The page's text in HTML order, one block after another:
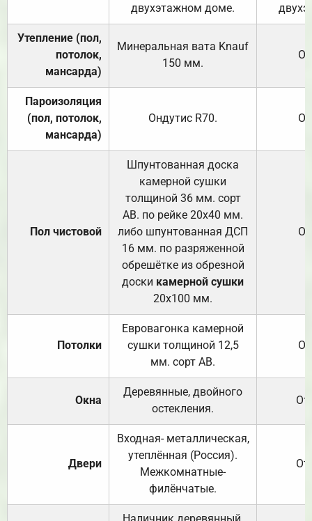
двухэтажном доме.
Утепление (пол,
потолок,
мансарда)
Минеральная вата Knauf
150 мм.
Пароизоляция
(пол, потолок,
мансарда)
Ондутис R70.
Пол чистовой
Шпунтованная доска
камерной сушки
толщиной 36 мм. сорт
АВ. по рейке 20х40 мм.
либо шпунтованная ДСП
16 мм. по разряженной
обрешётке из обрезной
доски камерной сушки
20х100 мм.
Потолки
Евровагонка камерной
сушки толщиной 12,5
мм. сорт АВ.
Окна
Деревянные, двойного
остекления.
Двери
Входная- металлическая,
утеплённая (Россия).
Межкомнатные-
филёнчатые.